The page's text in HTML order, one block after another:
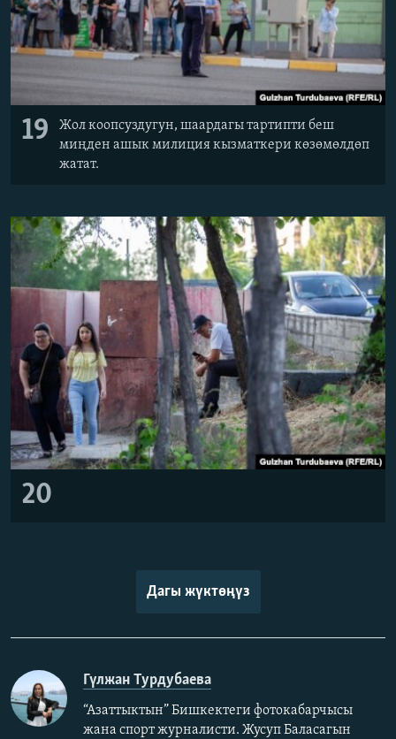
19
Жол коопсуздугун, шаардагы тартипти беш
миңден ашык милиция кызматкери көзөмөлдөп
жатат.
20
Дагы жүктөңүз
Гүлжан Турдубаева
“Азаттыктын” Бишкектеги фотокабарчысы
жана спорт журналисти. Жусуп Баласагын